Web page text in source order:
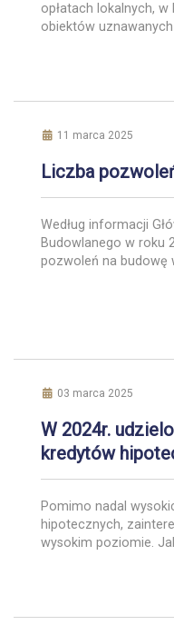
opłatach lokalnych,
obiektów
obiektów
nieopodatkowane
[…] 11 marca 2025
Liczba
Według informacji
Budowlanego w roku
pozwoleń na budowę
03 marca 2025
W 2024r.
kredytów
Pomimo nadal
hipotecznych,
wysokim poziomie.
udzieliły kredytów o